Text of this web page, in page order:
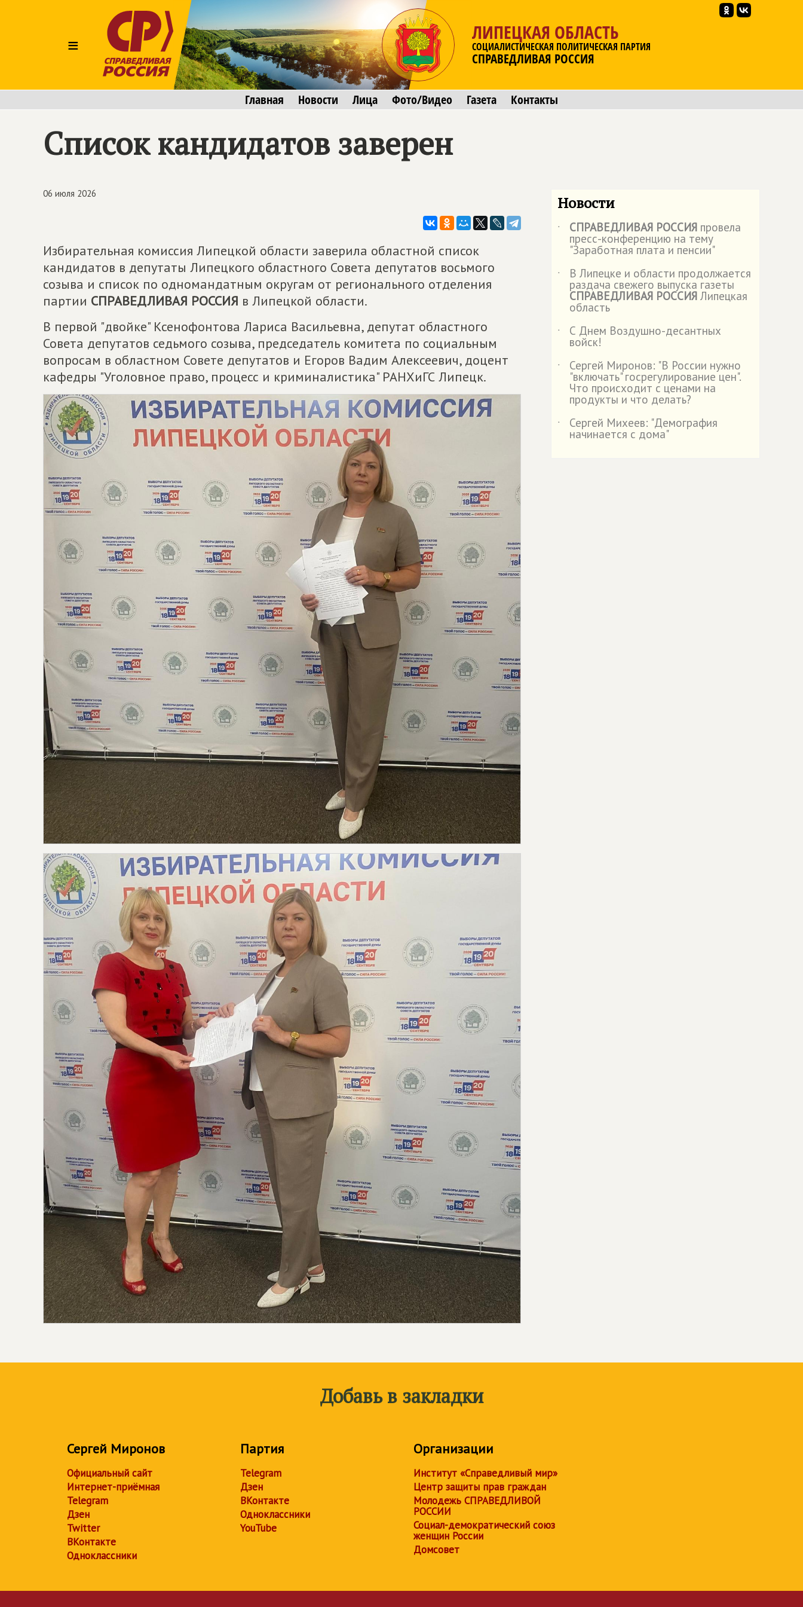
≡
ЛИПЕЦКАЯ ОБЛАСТЬ
СОЦИАЛИСТИЧЕСКАЯ ПОЛИТИЧЕСКАЯ ПАРТИЯ
СПРАВЕДЛИВАЯ РОССИЯ
Главная Новости Лица Фото/Видео Газета Контакты
Список кандидатов заверен
06 июля 2026
Избирательная комиссия Липецкой области заверила областной список
кандидатов в депутаты Липецкого областного Совета депутатов восьмого
созыва и список по одномандатным округам от регионального отделения
партии СПРАВЕДЛИВАЯ РОССИЯ в Липецкой области.
В первой "двойке" Ксенофонтова Лариса Васильевна, депутат областного
Совета депутатов седьмого созыва, председатель комитета по социальным
вопросам в областном Совете депутатов и Егоров Вадим Алексеевич, доцент
кафедры "Уголовное право, процесс и криминалистика" РАНХиГС Липецк.
Новости
˙ СПРАВЕДЛИВАЯ РОССИЯ провела
пресс-конференцию на тему
"Заработная плата и пенсии"
˙
В Липецке и области продолжается
раздача свежего выпуска газеты
СПРАВЕДЛИВАЯ РОССИЯ Липецкая
область
˙
С Днем Воздушно-десантных
войск!
˙
Сергей Миронов: "В России нужно
"включать" госрегулирование цен".
Что происходит с ценами на
продукты и что делать?
˙
Сергей Михеев: "Демография
начинается с дома"
Добавь в закладки
Сергей Миронов
Официальный сайт
Интернет-приёмная
Telegram
Дзен
Twitter
ВКонтакте
Одноклассники
Партия
Telegram
Дзен
ВКонтакте
Одноклассники
YouTube
Организации
Институт «Справедливый мир»
Центр защиты прав граждан
Молодежь СПРАВЕДЛИВОЙ
РОССИИ
Социал-демократический союз
женщин России
Домсовет